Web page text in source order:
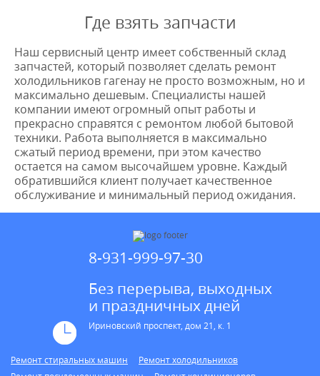
Где взять запчасти
Наш сервисный центр имеет собственный склад
запчастей, который позволяет сделать ремонт
холодильников гагенау не просто возможным, но и
максимально дешевым. Специалисты нашей
компании имеют огромный опыт работы и
прекрасно справятся с ремонтом любой бытовой
техники. Работа выполняется в максимально
сжатый период времени, при этом качество
остается на самом высочайшем уровне. Каждый
обратившийся клиент получает качественное
обслуживание и минимальный период ожидания.
8-931-999-97-30
Без перерыва, выходных
и праздничных дней
Ириновский проспект, дом 21, к. 1
Ремонт стиральных машин
Ремонт холодильников